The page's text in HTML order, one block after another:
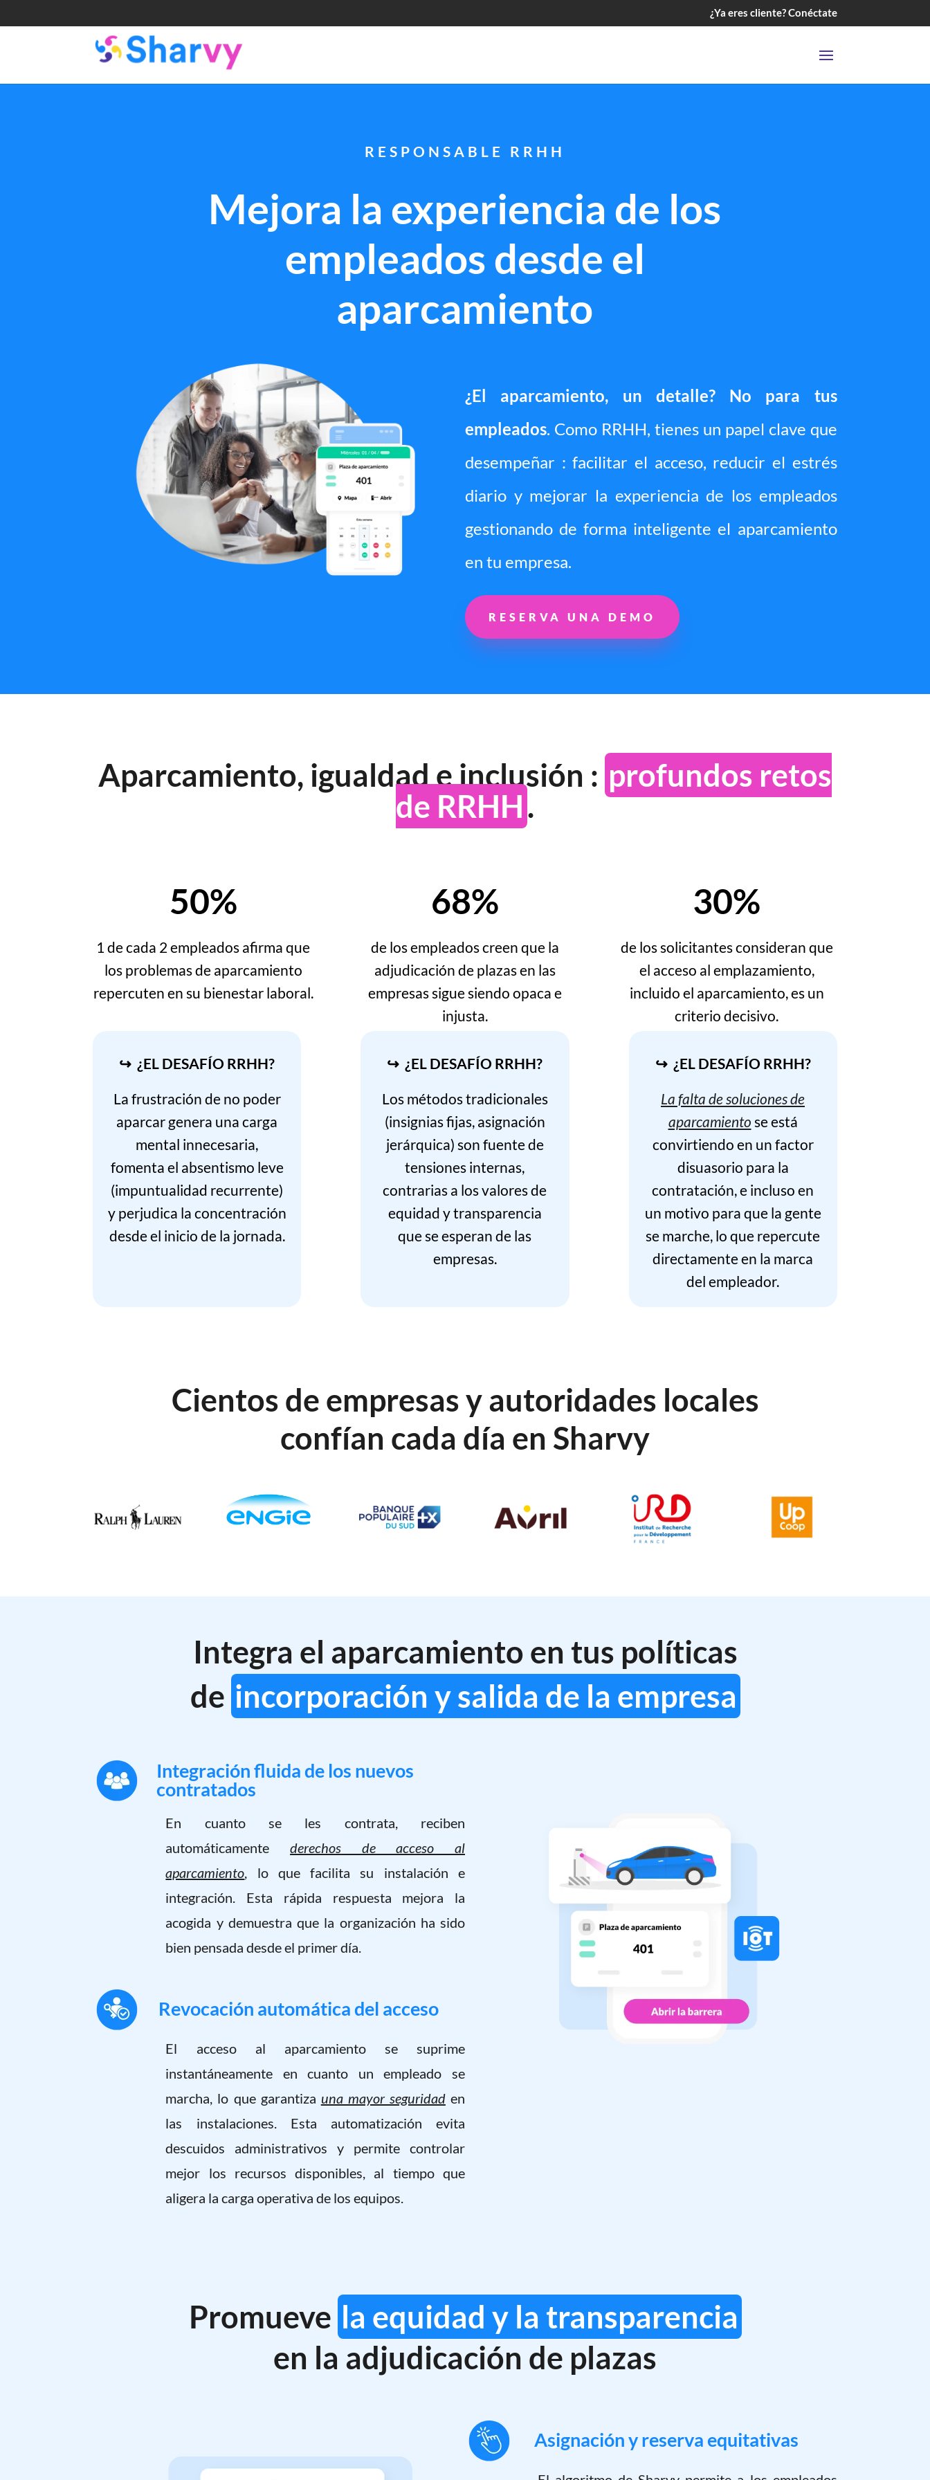
¿Ya eres cliente? Conéctate
RESPONSABLE RRHH
Mejora la experiencia de los
empleados desde el
aparcamiento
¿El aparcamiento, un detalle? No para tus
empleados. Como RRHH, tienes un papel clave que
desempeñar : facilitar el acceso, reducir el estrés
diario y mejorar la experiencia de los empleados
gestionando de forma inteligente el aparcamiento
en tu empresa.
RESERVA UNA DEMO
Aparcamiento, igualdad e inclusión : profundos retos
de RRHH.
50%
1 de cada 2 empleados afirma que
los problemas de aparcamiento
repercuten en su bienestar laboral.
68%
de los empleados creen que la
adjudicación de plazas en las
empresas sigue siendo opaca e
injusta.
30%
de los solicitantes consideran que
el acceso al emplazamiento,
incluido el aparcamiento, es un
criterio decisivo.
↪ ¿EL DESAFÍO RRHH?
La frustración de no poder
aparcar genera una carga
mental innecesaria,
fomenta el absentismo leve
(impuntualidad recurrente)
y perjudica la concentración
desde el inicio de la jornada.
↪ ¿EL DESAFÍO RRHH?
Los métodos tradicionales
(insignias fijas, asignación
jerárquica) son fuente de
tensiones internas,
contrarias a los valores de
equidad y transparencia
que se esperan de las
empresas.
↪ ¿EL DESAFÍO RRHH?
La falta de soluciones de
aparcamiento se está
convirtiendo en un factor
disuasorio para la
contratación, e incluso en
un motivo para que la gente
se marche, lo que repercute
directamente en la marca
del empleador.
Cientos de empresas y autoridades locales
confían cada día en Sharvy
Integra el aparcamiento en tus políticas
de incorporación y salida de la empresa
Integración fluida de los nuevos
contratados
En cuanto se les contrata, reciben
automáticamentederechos de acceso al
aparcamiento , lo que facilita su instalación e
integración. Esta rápida respuesta mejora la
acogida y demuestra que la organización ha sido
bien pensada desde el primer día.
Revocación automática del acceso
El acceso al aparcamiento se suprime
instantáneamente en cuanto un empleado se
marcha, lo que garantiza una mayor seguridaden
las instalaciones. Esta automatización evita
descuidos administrativos y permite controlar
mejor los recursos disponibles, al tiempo que
aligera la carga operativa de los equipos.
Promueve la equidad y la transparencia
en la adjudicación de plazas
Asignación y reserva equitativas